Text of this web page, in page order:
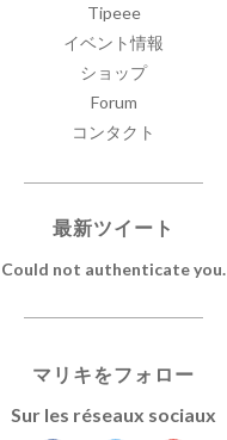
Tipeee
イベント情報
ショップ
Forum
コンタクト
最新ツイート
Could not authenticate you.
マリキをフォロー
Sur les réseaux sociaux